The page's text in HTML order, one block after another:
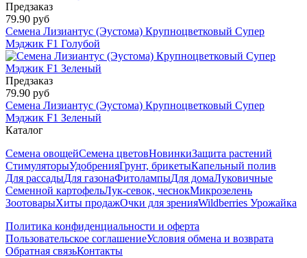
Предзаказ
79.90 руб
Семена Лизиантус (Эустома) Крупноцветковый Супер
Мэджик F1 Голубой
Предзаказ
79.90 руб
Семена Лизиантус (Эустома) Крупноцветковый Супер
Мэджик F1 Зеленый
Каталог
Семена овощейСемена цветовНовинкиЗащита растений
СтимуляторыУдобренияГрунт, брикетыКапельный полив
Для рассадыДля газонаФитолампыДля домаЛуковичные
Семенной картофельЛук-севок, чеснокМикрозелень
ЗоотоварыХиты продажОчки для зренияWildberries Урожайка
Политика конфиденциальности и оферта
Пользовательское соглашениеУсловия обмена и возврата
Обратная связьКонтакты